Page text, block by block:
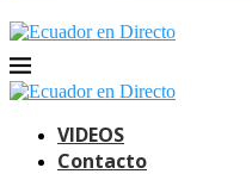
VIDEOS
Contacto